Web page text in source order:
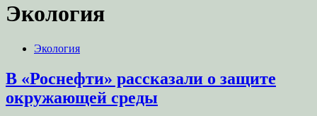
Экология
Экология
В «Роснефти» рассказали о защите
окружающей среды